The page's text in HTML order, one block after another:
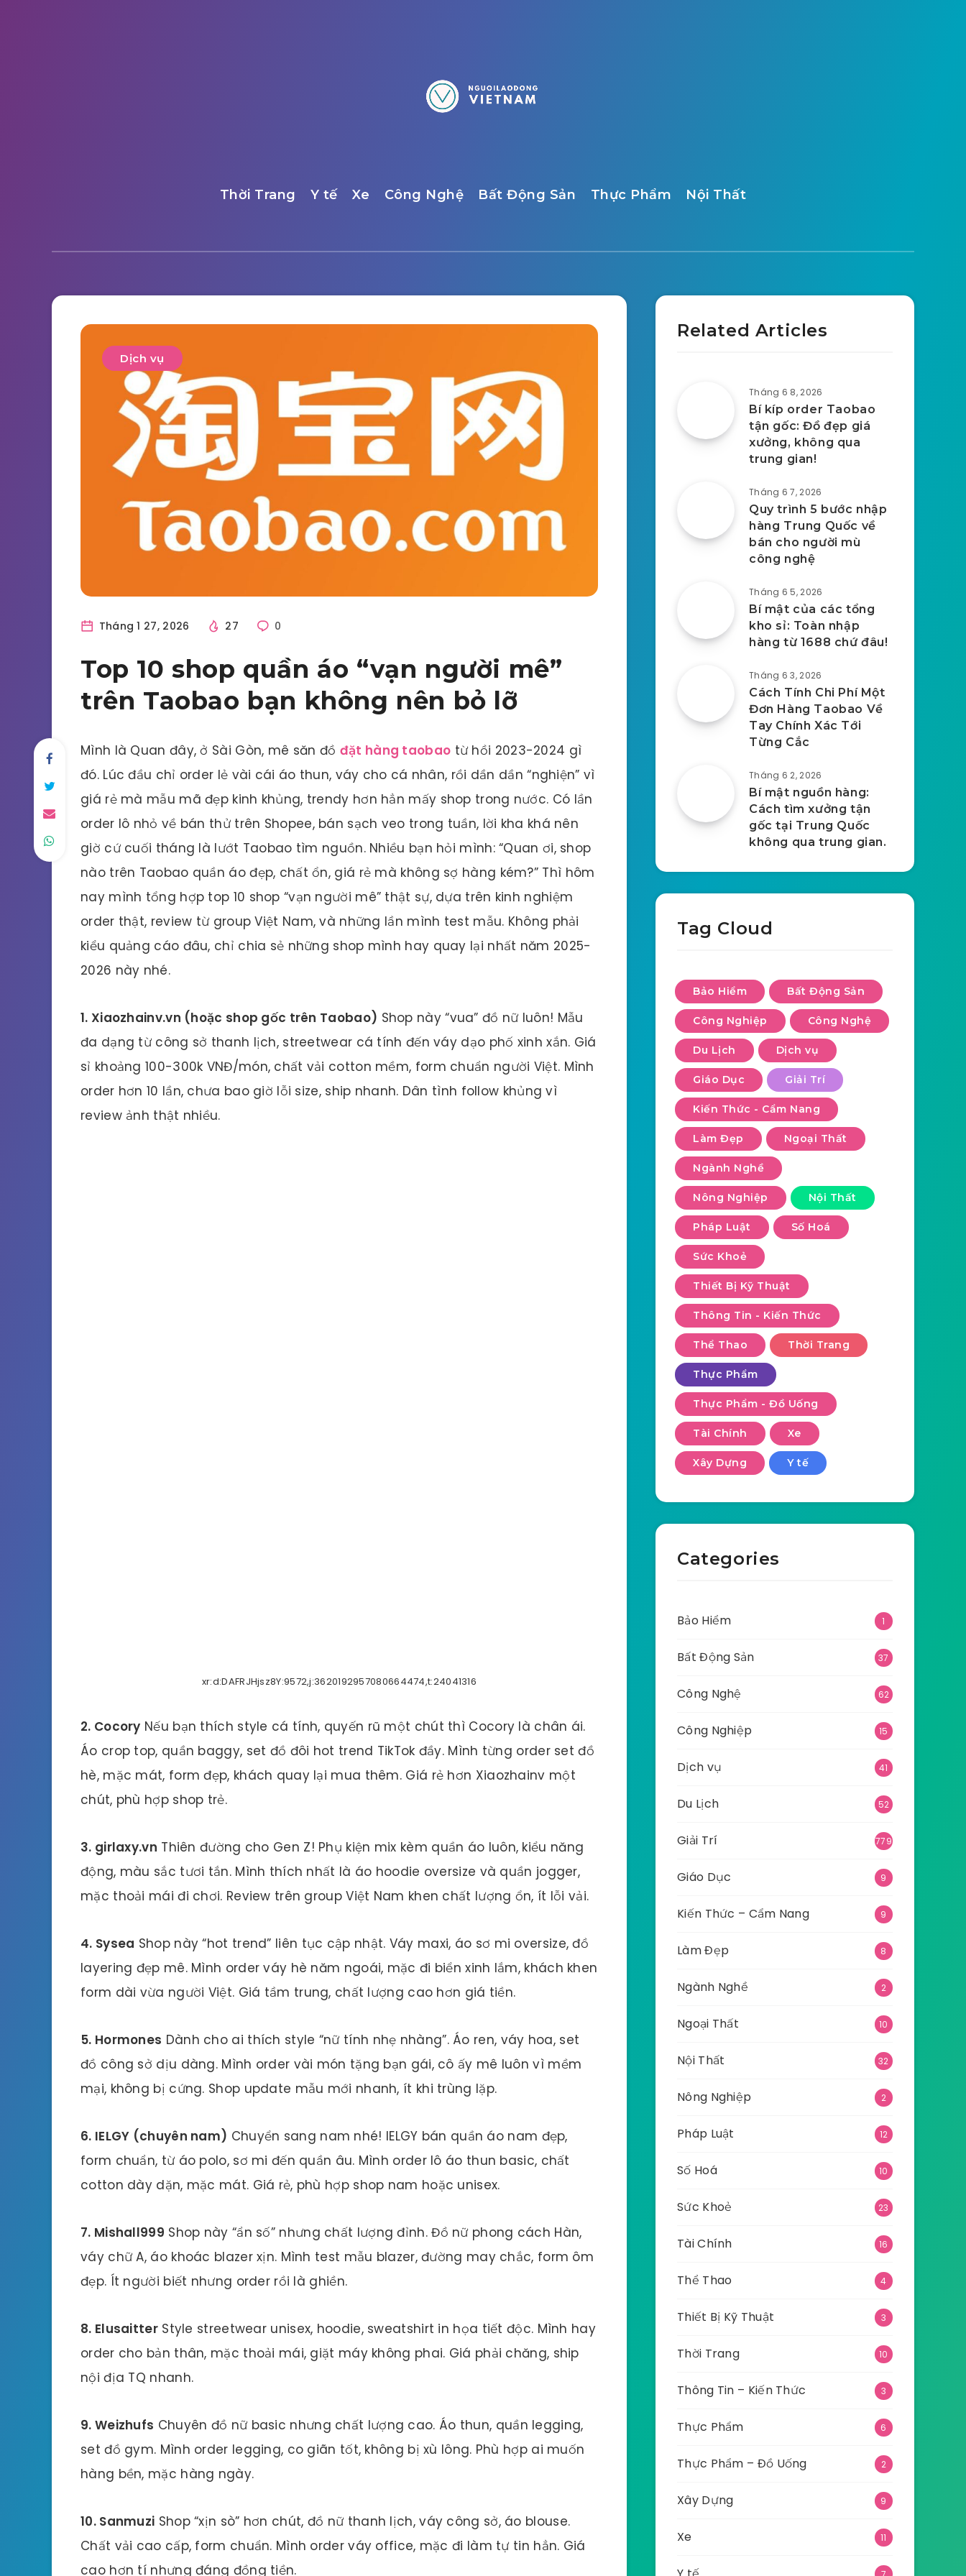
Thời Trang Y tế Xe Công Nghệ Bất Động Sản Thực Phẩm Nội Thất
Dịch vụ
Tháng 1 27, 2026 27 0
Top 10 shop quần áo “vạn người mê”
trên Taobao bạn không nên bỏ lỡ
Mình là Quan đây, ở Sài Gòn, mê săn đồ đặt hàng taobao từ hồi 2023-2024 gì
đó. Lúc đầu chỉ order lẻ vài cái áo thun, váy cho cá nhân, rồi dần dần “nghiện” vì
giá rẻ mà mẫu mã đẹp kinh khủng, trendy hơn hẳn mấy shop trong nước. Có lần
order lô nhỏ về bán thử trên Shopee, bán sạch veo trong tuần, lời kha khá nên
giờ cứ cuối tháng là lướt Taobao tìm nguồn. Nhiều bạn hỏi mình: “Quan ơi, shop
nào trên Taobao quần áo đẹp, chất ổn, giá rẻ mà không sợ hàng kém?” Thì hôm
nay mình tổng hợp top 10 shop “vạn người mê” thật sự, dựa trên kinh nghiệm
order thật, review từ group Việt Nam, và những lần mình test mẫu. Không phải
kiểu quảng cáo đâu, chỉ chia sẻ những shop mình hay quay lại nhất năm 2025-
2026 này nhé.
1. Xiaozhainv.vn (hoặc shop gốc trên Taobao) Shop này “vua” đồ nữ luôn! Mẫu
đa dạng từ công sở thanh lịch, streetwear cá tính đến váy dạo phố xinh xắn. Giá
sỉ khoảng 100-300k VNĐ/món, chất vải cotton mềm, form chuẩn người Việt. Mình
order hơn 10 lần, chưa bao giờ lỗi size, ship nhanh. Dân tình follow khủng vì
review ảnh thật nhiều.
xr:d:DAFRJHjsz8Y:9572,j:3620192957080664474,t:24041316
2. Cocory Nếu bạn thích style cá tính, quyến rũ một chút thì Cocory là chân ái.
Áo crop top, quần baggy, set đồ đôi hot trend TikTok đầy. Mình từng order set đồ
hè, mặc mát, form đẹp, khách quay lại mua thêm. Giá rẻ hơn Xiaozhainv một
chút, phù hợp shop trẻ.
3. girlaxy.vn Thiên đường cho Gen Z! Phụ kiện mix kèm quần áo luôn, kiểu năng
động, màu sắc tươi tắn. Mình thích nhất là áo hoodie oversize và quần jogger,
mặc thoải mái đi chơi. Review trên group Việt Nam khen chất lượng ổn, ít lỗi vải.
4. Sysea Shop này “hot trend” liên tục cập nhật. Váy maxi, áo sơ mi oversize, đồ
layering đẹp mê. Mình order váy hè năm ngoái, mặc đi biển xinh lắm, khách khen
form dài vừa người Việt. Giá tầm trung, chất lượng cao hơn giá tiền.
5. Hormones Dành cho ai thích style “nữ tính nhẹ nhàng”. Áo ren, váy hoa, set
đồ công sở dịu dàng. Mình order vài món tặng bạn gái, cô ấy mê luôn vì mềm
mại, không bị cứng. Shop update mẫu mới nhanh, ít khi trùng lặp.
6. IELGY (chuyên nam) Chuyển sang nam nhé! IELGY bán quần áo nam đẹp,
form chuẩn, từ áo polo, sơ mi đến quần âu. Mình order lô áo thun basic, chất
cotton dày dặn, mặc mát. Giá rẻ, phù hợp shop nam hoặc unisex.
7. Mishall999 Shop này “ẩn số” nhưng chất lượng đỉnh. Đồ nữ phong cách Hàn,
váy chữ A, áo khoác blazer xịn. Mình test mẫu blazer, đường may chắc, form ôm
đẹp. Ít người biết nhưng order rồi là ghiền.
8. ElusaitterStyle streetwear unisex, hoodie, sweatshirt in họa tiết độc. Mình hay
order cho bản thân, mặc thoải mái, giặt máy không phai. Giá phải chăng, ship
nội địa TQ nhanh.
9. Weizhufs Chuyên đồ nữ basic nhưng chất lượng cao. Áo thun, quần legging,
set đồ gym. Mình order legging, co giãn tốt, không bị xù lông. Phù hợp ai muốn
hàng bền, mặc hàng ngày.
10. Sanmuzi Shop “xịn sò” hơn chút, đồ nữ thanh lịch, váy công sở, áo blouse.
Chất vải cao cấp, form chuẩn. Mình order váy office, mặc đi làm tự tin hẳn. Giá
cao hơn tí nhưng đáng đồng tiền.
Related Articles
Tháng 6 8, 2026
Bí kíp order Taobao
tận gốc: Đồ đẹp giá
xưởng, không qua
trung gian!
Tháng 6 7, 2026
Quy trình 5 bước nhập
hàng Trung Quốc về
bán cho người mù
công nghệ
Tháng 6 5, 2026
Bí mật của các tổng
kho sỉ: Toàn nhập
hàng từ 1688 chứ đâu!
Tháng 6 3, 2026
Cách Tính Chi Phí Một
Đơn Hàng Taobao Về
Tay Chính Xác Tới
Từng Cắc
Tháng 6 2, 2026
Bí mật nguồn hàng:
Cách tìm xưởng tận
gốc tại Trung Quốc
không qua trung gian.
Tag Cloud
Bảo Hiểm Bất Động Sản
Công Nghiệp Công Nghệ
Du Lịch Dịch vụ
Giáo Dục Giải Trí
Kiến Thức - Cẩm Nang
Làm Đẹp Ngoại Thất
Ngành Nghề
Nông Nghiệp Nội Thất
Pháp Luật Số Hoá
Sức Khoẻ
Thiết Bị Kỹ Thuật
Thông Tin - Kiến Thức
Thể Thao Thời Trang
Thực Phẩm
Thực Phẩm - Đồ Uống
Tài Chính Xe
Xây Dựng Y tế
Categories
Bảo Hiểm 1
Bất Động Sản 37
Công Nghệ 62
Công Nghiệp 15
Dịch vụ 41
Du Lịch 52
Giải Trí 779
Giáo Dục 9
Kiến Thức – Cẩm Nang 9
Làm Đẹp 8
Ngành Nghề 2
Ngoại Thất 10
Nội Thất 32
Nông Nghiệp 2
Pháp Luật 12
Số Hoá 10
Sức Khoẻ 23
Tài Chính 16
Thể Thao 4
Thiết Bị Kỹ Thuật 3
Thời Trang 10
Thông Tin – Kiến Thức 3
Thực Phẩm 6
Thực Phẩm – Đồ Uống 2
Xây Dựng 9
Xe 11